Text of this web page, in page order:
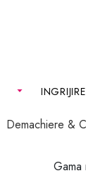
Demachiere &